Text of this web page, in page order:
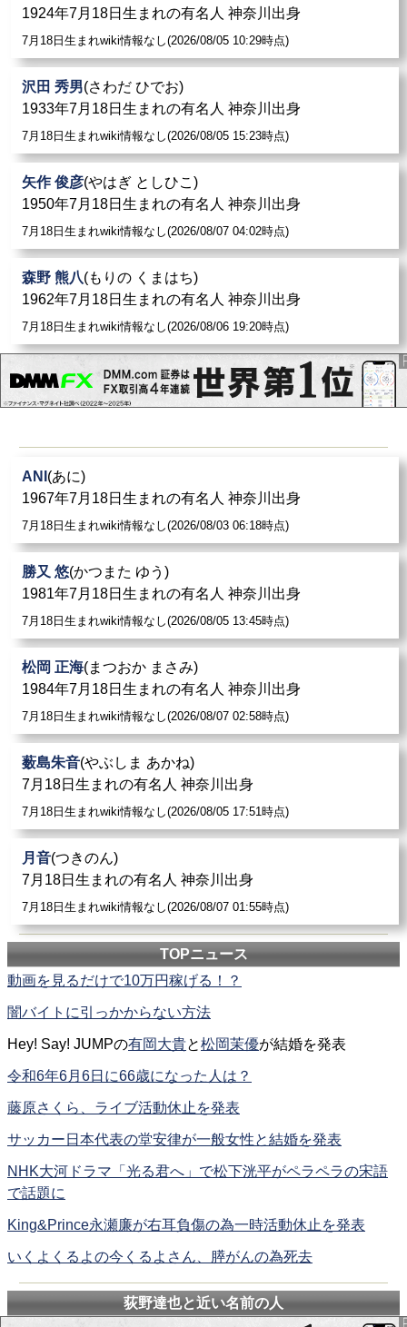
1924年7月18日生まれの有名人 神奈川出身
7月18日生まれwiki情報なし(2026/08/05 10:29時点)
沢田 秀男(さわだ ひでお)
1933年7月18日生まれの有名人 神奈川出身
7月18日生まれwiki情報なし(2026/08/05 15:23時点)
矢作 俊彦(やはぎ としひこ)
1950年7月18日生まれの有名人 神奈川出身
7月18日生まれwiki情報なし(2026/08/07 04:02時点)
森野 熊八(もりの くまはち)
1962年7月18日生まれの有名人 神奈川出身
7月18日生まれwiki情報なし(2026/08/06 19:20時点)
ANI (あに)
1967年7月18日生まれの有名人 神奈川出身
7月18日生まれwiki情報なし(2026/08/03 06:18時点)
勝又 悠(かつまた ゆう)
1981年7月18日生まれの有名人 神奈川出身
7月18日生まれwiki情報なし(2026/08/05 13:45時点)
松岡 正海(まつおか まさみ)
1984年7月18日生まれの有名人 神奈川出身
7月18日生まれwiki情報なし(2026/08/07 02:58時点)
薮島朱音(やぶしま あかね)
7月18日生まれの有名人 神奈川出身
7月18日生まれwiki情報なし(2026/08/05 17:51時点)
月音(つきのん)
7月18日生まれの有名人 神奈川出身
7月18日生まれwiki情報なし(2026/08/07 01:55時点)
TOPニュース
動画を見るだけで10万円稼げる！？
闇バイトに引っかからない方法
Hey! Say! JUMPの有岡大貴と松岡茉優が結婚を発表
令和6年6月6日に66歳になった人は？
藤原さくら、ライブ活動休止を発表
サッカー日本代表の堂安律が一般女性と結婚を発表
NHK大河ドラマ「光る君へ」で松下洸平がペラペラの宋語
で話題に
King&Prince永瀬廉が右耳負傷の為一時活動休止を発表
いくよくるよの今くるよさん、膵がんの為死去
荻野達也と近い名前の人